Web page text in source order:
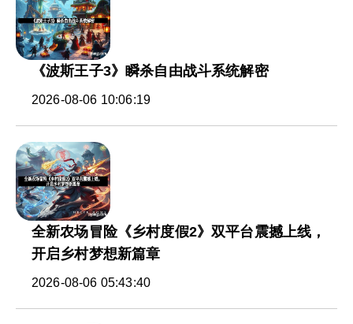
《波斯王子3》瞬杀自由战斗系统解密
2026-08-06 10:06:19
全新农场冒险《乡村度假2》双平台震撼上线，
开启乡村梦想新篇章
2026-08-06 05:43:40